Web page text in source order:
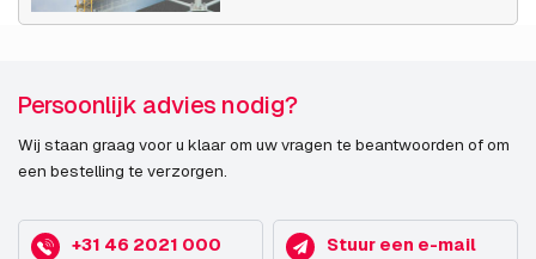
Persoonlijk advies nodig?
Wij staan graag voor u klaar om uw vragen te beantwoorden of om
een bestelling te verzorgen.
+31 46 2021 000 Stuur een e-mail